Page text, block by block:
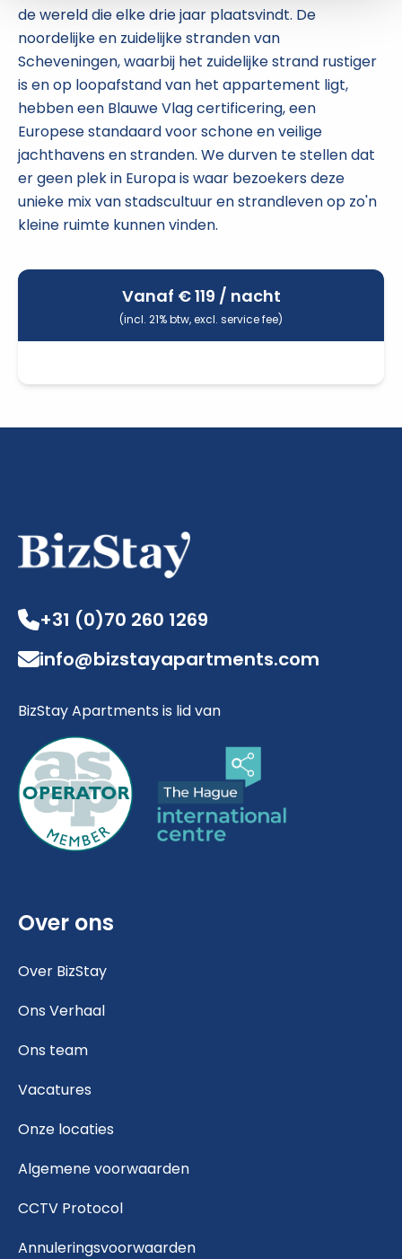
de wereld die elke drie jaar plaatsvindt. De
noordelijke en zuidelijke stranden van
Scheveningen, waarbij het zuidelijke strand rustiger
is en op loopafstand van het appartement ligt,
hebben een Blauwe Vlag certificering, een
Europese standaard voor schone en veilige
jachthavens en stranden. We durven te stellen dat
er geen plek in Europa is waar bezoekers deze
unieke mix van stadscultuur en strandleven op zo'n
kleine ruimte kunnen vinden.
Vanaf €119 / nacht
(incl. 21% btw, excl. service fee)
+31 (0)70 260 1269
info@bizstayapartments.com
BizStay Apartments is lid van
Over ons
Over BizStay
Ons Verhaal
Ons team
Vacatures
Onze locaties
Algemene voorwaarden
CCTV Protocol
Annuleringsvoorwaarden